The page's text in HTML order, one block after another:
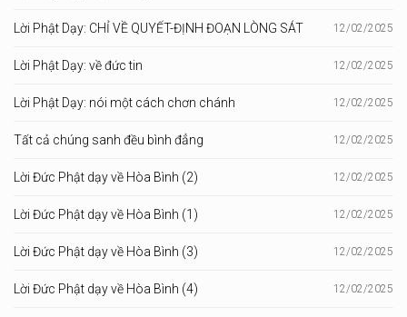
Lời Phật Dạy: CHỈ VỀ QUYẾT-ĐỊNH ĐOẠN LÒNG SÁT 12/02/2025
Lời Phật Dạy: về đức tin 12/02/2025
Lời Phật Dạy: nói một cách chơn chánh 12/02/2025
Tất cả chúng sanh đều bình đẳng 12/02/2025
Lời Đức Phật dạy về Hòa Bình (2) 12/02/2025
Lời Đức Phật dạy về Hòa Bình (1) 12/02/2025
Lời Đức Phật dạy về Hòa Bình (3) 12/02/2025
Lời Đức Phật dạy về Hòa Bình (4) 12/02/2025